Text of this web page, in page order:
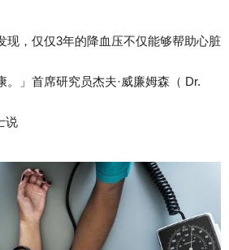
现，仅仅3年的降血压不仅能够帮助心脏
。」首席研究员杰夫·威廉姆森（ Dr.
说